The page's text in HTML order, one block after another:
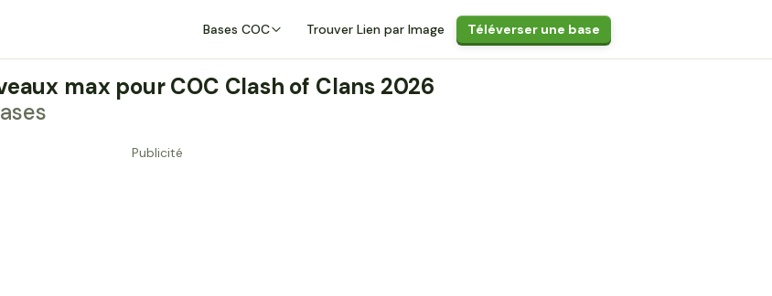
Bases COC Trouver Lien par Image Téléverser une base
max pour COC Clash of Clans 2026
Publicité